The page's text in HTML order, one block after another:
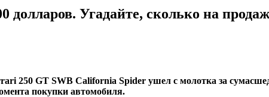
долларов. Угадайте, сколько на
250 GT SWB California Spider ушел с молотка за
покупки автомобиля.